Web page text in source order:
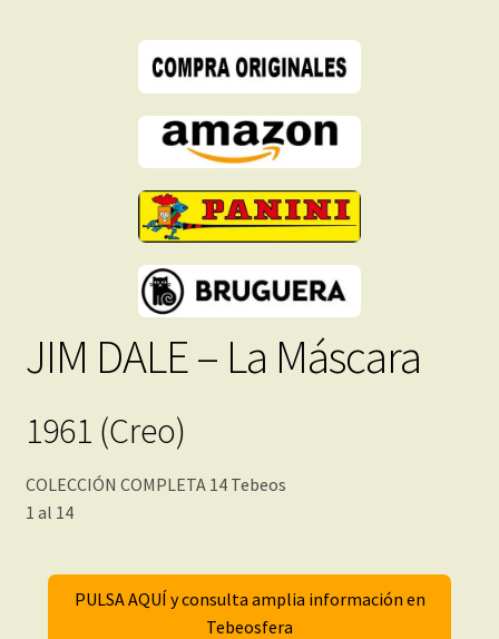
JIM DALE – La Máscara
1961 (Creo)
COLECCIÓN COMPLETA 14 Tebeos
1 al 14
PULSA AQUÍ y consulta amplia información en
Tebeosfera